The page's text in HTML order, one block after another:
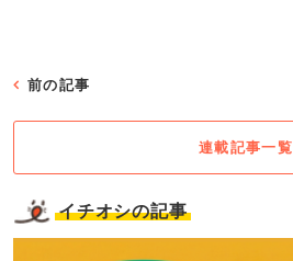
前の記事
連載記事一覧
イチオシの記事